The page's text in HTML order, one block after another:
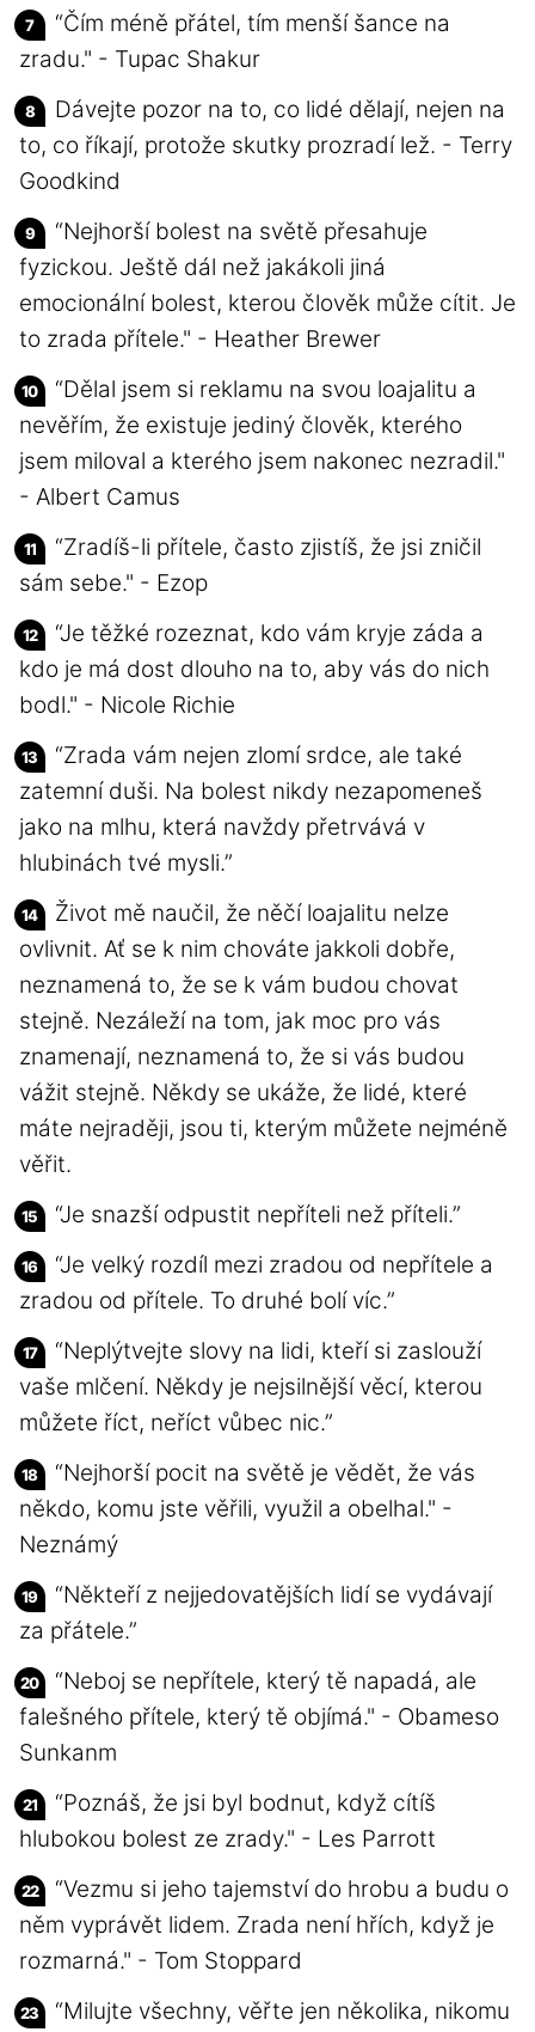
“Čím méně přátel, tím menší šance na
zradu." - Tupac Shakur
Dávejte pozor na to, co lidé dělají, nejen na
to, co říkají, protože skutky prozradí lež. - Terry
Goodkind
“Nejhorší bolest na světě přesahuje
fyzickou. Ještě dál než jakákoli jiná
emocionální bolest, kterou člověk může cítit. Je
to zrada přítele." - Heather Brewer
“Dělal jsem si reklamu na svou loajalitu a
nevěřím, že existuje jediný člověk, kterého
jsem miloval a kterého jsem nakonec nezradil."
- Albert Camus
“Zradíš-li přítele, často zjistíš, že jsi zničil
sám sebe." - Ezop
“Je těžké rozeznat, kdo vám kryje záda a
kdo je má dost dlouho na to, aby vás do nich
bodl." - Nicole Richie
“Zrada vám nejen zlomí srdce, ale také
zatemní duši. Na bolest nikdy nezapomeneš
jako na mlhu, která navždy přetrvává v
hlubinách tvé mysli.”
Život mě naučil, že něčí loajalitu nelze
ovlivnit. Ať se k nim chováte jakkoli dobře,
neznamená to, že se k vám budou chovat
stejně. Nezáleží na tom, jak moc pro vás
znamenají, neznamená to, že si vás budou
vážit stejně. Někdy se ukáže, že lidé, které
máte nejraději, jsou ti, kterým můžete nejméně
věřit.
“Je snazší odpustit nepříteli než příteli.”
“Je velký rozdíl mezi zradou od nepřítele a
zradou od přítele. To druhé bolí víc.”
“Neplýtvejte slovy na lidi, kteří si zaslouží
vaše mlčení. Někdy je nejsilnější věcí, kterou
můžete říct, neříct vůbec nic.”
“Nejhorší pocit na světě je vědět, že vás
někdo, komu jste věřili, využil a obelhal." -
Neznámý
“Někteří z nejjedovatějších lidí se vydávají
za přátele.”
“Neboj se nepřítele, který tě napadá, ale
falešného přítele, který tě objímá." - Obameso
Sunkanm
“Poznáš, že jsi byl bodnut, když cítíš
hlubokou bolest ze zrady." - Les Parrott
“Vezmu si jeho tajemství do hrobu a budu o
něm vyprávět lidem. Zrada není hřích, když je
rozmarná." - Tom Stoppard
“Milujte všechny, věřte jen několika, nikomu